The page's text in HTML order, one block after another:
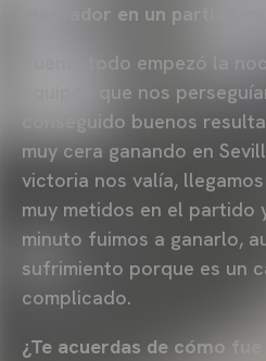
marcador en un partido
Bueno, todo empezó la
equipos que nos
conseguido buenos
muy cera ganando en
victoria nos valía,
muy metidos en el partido
minuto fuimos a ganarlo,
sufrimiento porque es un
complicado.
¿Te acuerdas de cómo